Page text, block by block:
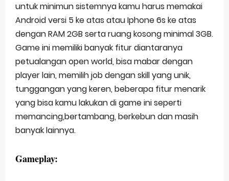
untuk minimun sistemnya kamu harus memakai
Android versi 5 ke atas atau Iphone 6s ke atas
dengan RAM 2GB serta ruang kosong minimal 3GB.
Game ini memiliki banyak fitur diantaranya
petualangan open world, bisa mabar dengan
player lain, memilih job dengan skill yang unik,
tunggangan yang keren, beberapa fitur menarik
yang bisa kamu lakukan di game ini seperti
memancing,bertambang, berkebun dan masih
banyak lainnya.
Gameplay: